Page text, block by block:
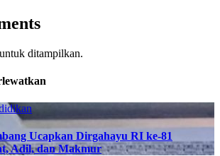
ditampilkan.
Ucapkan Dirgahayu RI ke-81
Adil, dan Makmur